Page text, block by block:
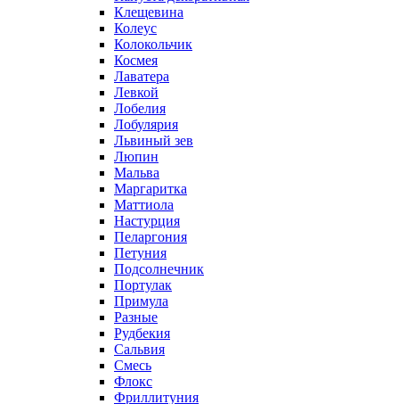
Клещевина
Колеус
Колокольчик
Космея
Лаватера
Левкой
Лобелия
Лобулярия
Львиный зев
Люпин
Мальва
Маргаритка
Маттиола
Настурция
Пеларгония
Петуния
Подсолнечник
Портулак
Примула
Разные
Рудбекия
Сальвия
Смесь
Флокс
Фриллитуния